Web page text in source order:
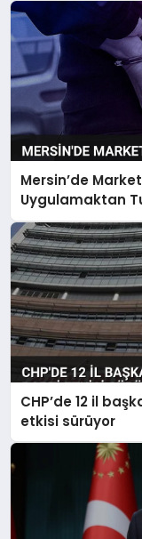
Mersin’de
Uygulamaktan
CHP’de 12 il
etkisi sürüyor